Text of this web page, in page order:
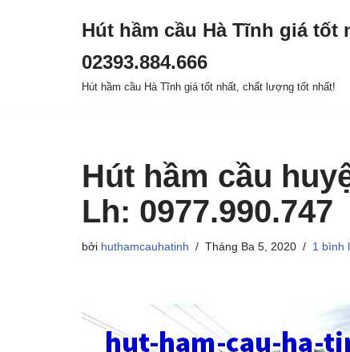
Hút hầm cầu Hà Tĩnh giá tốt
02393.884.666
Hút hầm cầu Hà Tĩnh giá tốt nhất, chất lượng tốt nhất!
Hút hầm cầu
Lh: 0977.990.747
bởi huthamcauhatinh Tháng Ba 5, 2020 1 bình